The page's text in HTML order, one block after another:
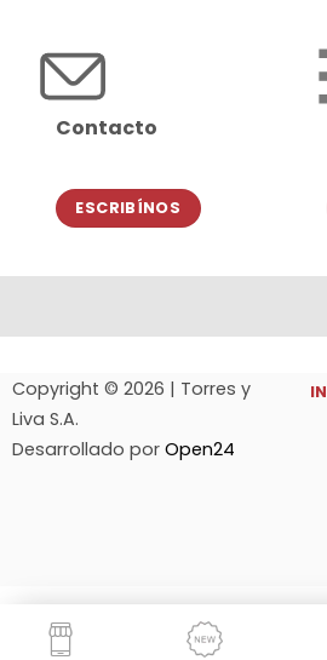
Contacto
ESCRIBÍNOS
Copyright © 2026 | Torres y
Liva S.A.
Desarrollado por Open24